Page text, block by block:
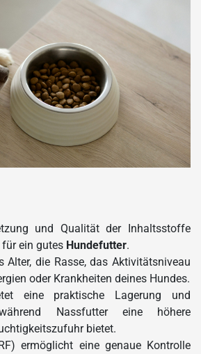
und Qualität der Inhaltsstoffe
ein gutes Hundefutter.
Alter, die Rasse, das Aktivitätsniveau
oder Krankheiten deines Hundes.
eine praktische Lagerung und
Nassfutter eine höhere
bietet.
ermöglicht eine genaue Kontrolle